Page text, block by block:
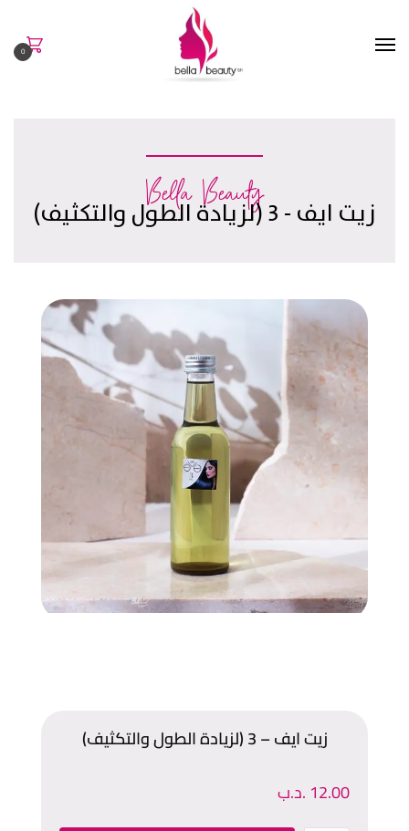
0
Bella Beauty زيت ايف - 3 (لزيادة الطول والتكثيف)
زيت ايف – 3 (لزيادة الطول والتكثيف)
12.00 .د.ب